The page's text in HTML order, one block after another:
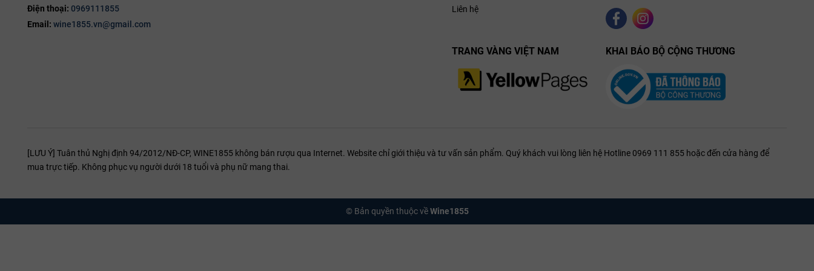
đào, tiêu đen và chút gỗ sồi nhẹ
nhưng mượt, cân bằng với acid
cân bằng và hậu vị thanh thoát
và hoa trắng
salad, món chay hoặc các món
Điện thoại: 0969111855
Email: wine1855.vn@gmail.com
Liên hệ
TRANG VÀNG VIỆT NAM KHAI BÁO BỘ CỘNG THƯƠNG
[LƯU Ý] Tuân thủ Nghị định 94/2012/NĐ-CP, WINE1855 không bán rượu qua Internet. Website chỉ giới thiệu và tư vấn sản phẩm. Quý khách vui lòng liên hệ Hotline 0969 111 855 hoặc đến cửa hàng để
mua trực tiếp. Không phục vụ người dưới 18 tuổi và phụ nữ mang thai.
© Bản quyền thuộc vềWine1855